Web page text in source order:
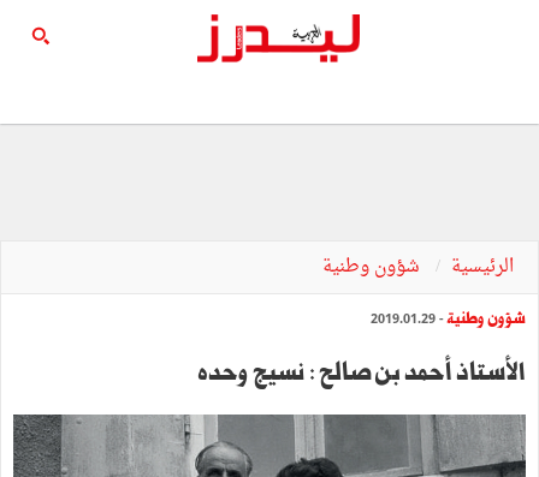
الرئيسية شؤون وطنية
شؤون وطنية- 2019.01.29
الأستاذ أحمد بن صالح : نسيج وحده